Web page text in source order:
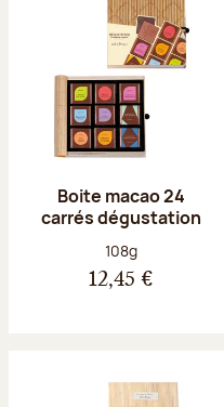
Boite macao 24
carrés dégustation
Poids net :
108g
12,45 €